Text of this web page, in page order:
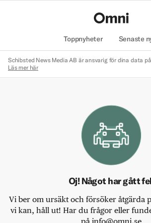
Toppnyheter Senaste
Schibsted News Media AB är ansvarig för dina data
Läs mer här
Oj! Något har gått
Vi ber om ursäkt och försöker åtgärda
vi kan, håll ut! Har du frågor eller